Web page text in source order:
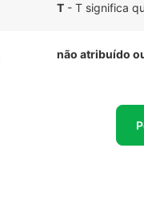
T - T significa
não atribuído